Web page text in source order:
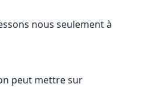
nous seulement à
peut mettre sur